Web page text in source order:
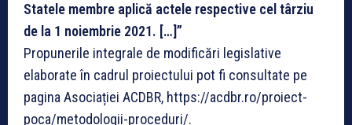
Statele membre aplică actele respective cel târziu
de la 1 noiembrie 2021. […]”
Propunerile integrale de modificări legislative
elaborate în cadrul proiectului pot fi consultate pe
pagina Asociației ACDBR, https://acdbr.ro/proiect-
poca/metodologii-proceduri/.